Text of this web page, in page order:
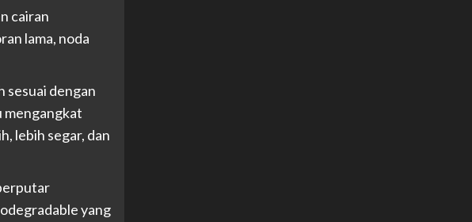
cairan
lama, noda
sesuai dengan
mengangkat
lebih segar, dan
yang